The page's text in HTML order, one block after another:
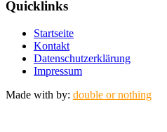
Quicklinks
Startseite
Kontakt
Datenschutzerklärung
Impressum
Made with by: double or nothing